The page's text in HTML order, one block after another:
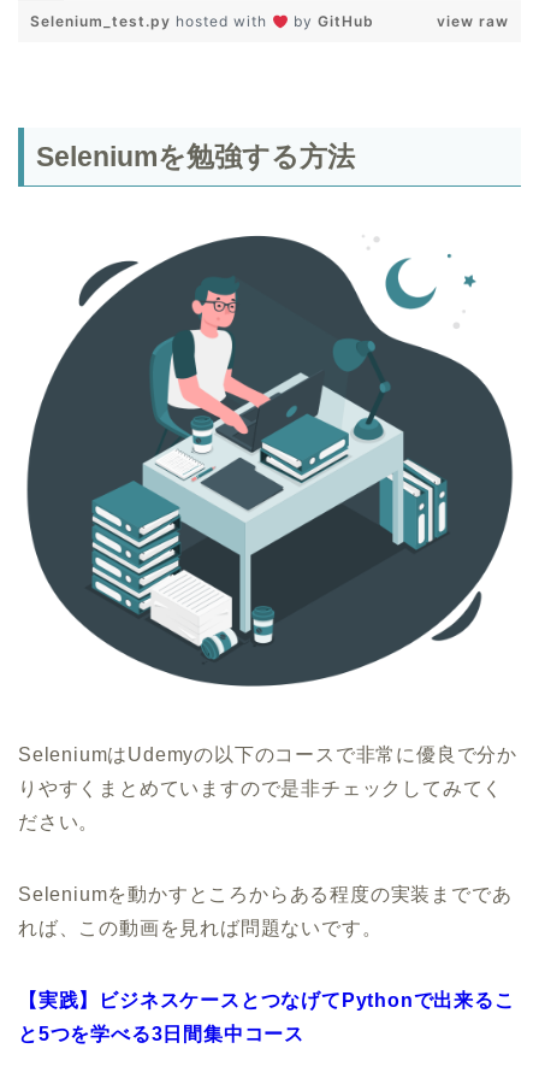
view raw
Selenium_test.py hosted with by GitHub
Seleniumを勉強する方法
SeleniumはUdemyの以下のコースで非常に優良で分か
りやすくまとめていますので是非チェックしてみてく
ださい。
Seleniumを動かすところからある程度の実装までであ
れば、この動画を見れば問題ないです。
【実践】ビジネスケースとつなげてPythonで出来るこ
と5つを学べる3日間集中コース